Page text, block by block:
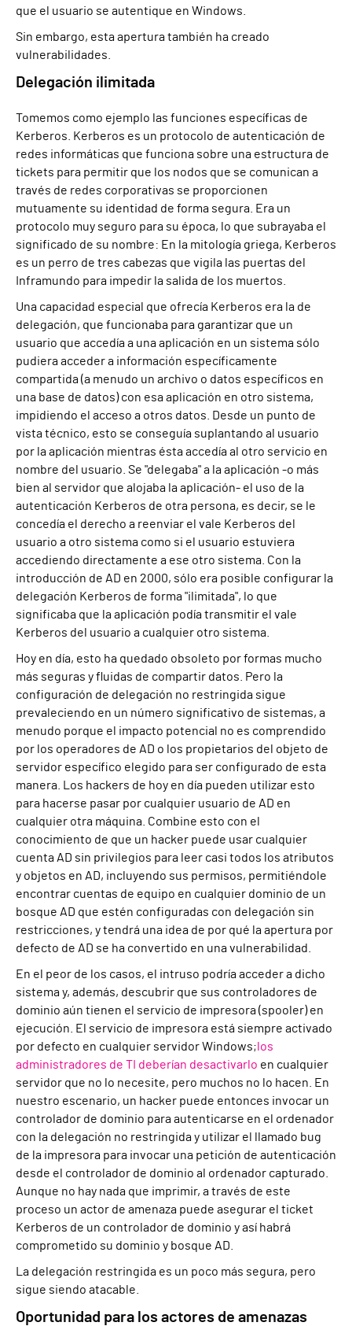
que el usuario se autentique en Windows.
Sin embargo, esta apertura también ha creado
vulnerabilidades.
Delegación ilimitada
Tomemos como ejemplo las funciones específicas de
Kerberos. Kerberos es un protocolo de autenticación de
redes informáticas que funciona sobre una estructura de
tickets para permitir que los nodos que se comunican a
través de redes corporativas se proporcionen
mutuamente su identidad de forma segura. Era un
protocolo muy seguro para su época, lo que subrayaba el
significado de su nombre: En la mitología griega, Kerberos
es un perro de tres cabezas que vigila las puertas del
Inframundo para impedir la salida de los muertos.
Una capacidad especial que ofrecía Kerberos era la de
delegación, que funcionaba para garantizar que un
usuario que accedía a una aplicación en un sistema sólo
pudiera acceder a información específicamente
compartida (a menudo un archivo o datos específicos en
una base de datos) con esa aplicación en otro sistema,
impidiendo el acceso a otros datos. Desde un punto de
vista técnico, esto se conseguía suplantando al usuario
por la aplicación mientras ésta accedía al otro servicio en
nombre del usuario. Se "delegaba" a la aplicación -o más
bien al servidor que alojaba la aplicación- el uso de la
autenticación Kerberos de otra persona, es decir, se le
concedía el derecho a reenviar el vale Kerberos del
usuario a otro sistema como si el usuario estuviera
accediendo directamente a ese otro sistema. Con la
introducción de AD en 2000, sólo era posible configurar la
delegación Kerberos de forma "ilimitada", lo que
significaba que la aplicación podía transmitir el vale
Kerberos del usuario a cualquier otro sistema.
Hoy en día, esto ha quedado obsoleto por formas mucho
más seguras y fluidas de compartir datos. Pero la
configuración de delegación no restringida sigue
prevaleciendo en un número significativo de sistemas, a
menudo porque el impacto potencial no es comprendido
por los operadores de AD o los propietarios del objeto de
servidor específico elegido para ser configurado de esta
manera. Los hackers de hoy en día pueden utilizar esto
para hacerse pasar por cualquier usuario de AD en
cualquier otra máquina. Combine esto con el
conocimiento de que un hacker puede usar cualquier
cuenta AD sin privilegios para leer casi todos los atributos
y objetos en AD, incluyendo sus permisos, permitiéndole
encontrar cuentas de equipo en cualquier dominio de un
bosque AD que estén configuradas con delegación sin
restricciones, y tendrá una idea de por qué la apertura por
defecto de AD se ha convertido en una vulnerabilidad.
En el peor de los casos, el intruso podría acceder a dicho
sistema y, además, descubrir que sus controladores de
dominio aún tienen el servicio de impresora (spooler) en
ejecución. El servicio de impresora está siempre activado
por defecto en cualquier servidor Windows; los
administradores de TI deberían desactivarlo en cualquier
servidor que no lo necesite, pero muchos no lo hacen. En
nuestro escenario, un hacker puede entonces invocar un
controlador de dominio para autenticarse en el ordenador
con la delegación no restringida y utilizar el llamado bug
de la impresora para invocar una petición de autenticación
desde el controlador de dominio al ordenador capturado.
Aunque no hay nada que imprimir, a través de este
proceso un actor de amenaza puede asegurar el ticket
Kerberos de un controlador de dominio y así habrá
comprometido su dominio y bosque AD.
La delegación restringida es un poco más segura, pero
sigue siendo atacable.
Oportunidad para los actores de amenazas